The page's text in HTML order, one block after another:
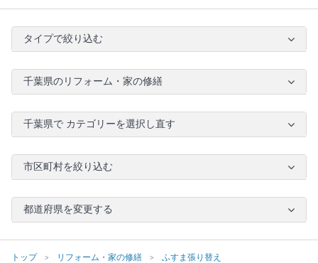
タイプで絞り込む
千葉県のリフォーム・家の修繕
千葉県で カテゴリーを選択し直す
市区町村を絞り込む
都道府県を変更する
トップ リフォーム・家の修繕
ふすま張り替え